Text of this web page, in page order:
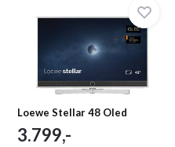
Loewe Stellar 48 Oled
3.799,-